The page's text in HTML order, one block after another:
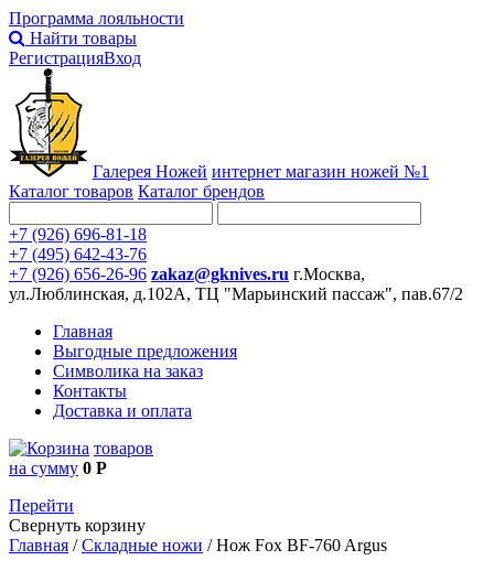
Программа лояльности
Найти товары
РегистрацияВход
Галерея Ножей интернет магазин ножей №1
Каталог товаров Каталог брендов
+7 (926) 696-81-18
+7 (495) 642-43-76
+7 (926) 656-26-96 zakaz@gknives.ru г.Москва,
ул.Люблинская, д.102А, ТЦ "Марьинский пассаж", пав.67/2
Главная
Выгодные предложения
Символика на заказ
Контакты
Доставка и оплата
товаров
на сумму 0 Р
Перейти
Свернуть корзину
Главная /Складные ножи /Нож Fox BF-760 Argus